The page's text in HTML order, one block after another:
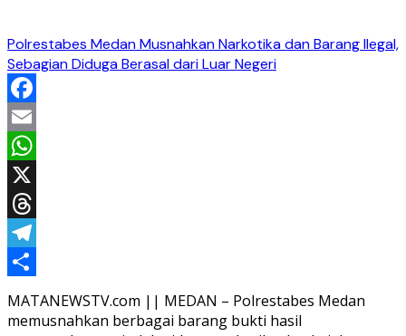
Polrestabes Medan Musnahkan Narkotika dan Barang Ilegal,
Sebagian Diduga Berasal dari Luar Negeri
Facebook
Email
WhatsApp
X
Threads
Telegram
Share
MATANEWSTV.com || MEDAN – Polrestabes Medan
memusnahkan berbagai barang bukti hasil